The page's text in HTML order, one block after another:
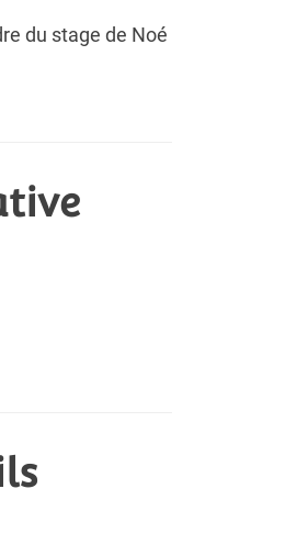
du stage de Noé